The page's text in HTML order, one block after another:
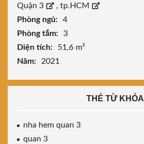
Quận 3
, tp.HCM
Phòng ngủ:
4
Phòng tắm:
3
Diện tích:
51,6 m²
Năm:
2021
THẺ TỪ KHÓA
nha hem quan 3
quan 3